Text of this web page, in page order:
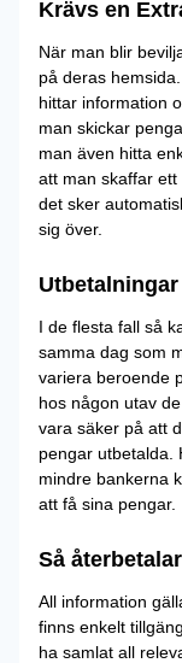
Krävs en
När man blir
på deras
hittar information
man skickar
man även hitta
att man skaffar
det sker
sig över.
Utbetalningar
I de flesta fall så
samma dag som
variera beroende
hos någon utav
vara säker på att
pengar utbetalda.
mindre bankerna
att få sina pengar.
Så
All information
finns enkelt
ha samlat all